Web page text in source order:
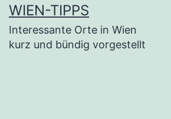
WIEN-TIPPS
Interessante Orte in Wien
kurz und bündig vorgestellt